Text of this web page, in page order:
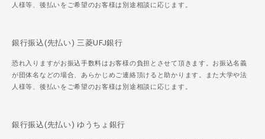
人様等、後払いをご希望のお客様は別途相談に応じます。
銀行振込(先払い) 三菱UFJ銀行
恐れ入りますがお振込手数料はお客様の負担とさせて頂きます。お振込名義
が団体名などの場合、あらかじめご連絡頂けると助かります。また大学や法
人様等、後払いをご希望のお客様は別途相談に応じます。
銀行振込(先払い) ゆうちょ銀行